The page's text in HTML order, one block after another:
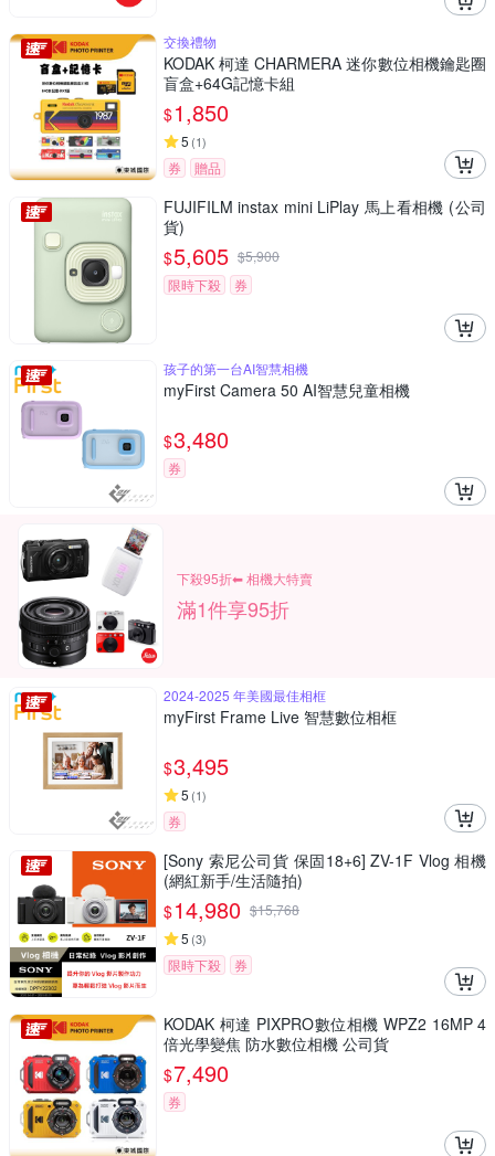
交換禮物
KODAK 柯達 CHARMERA 迷你數位相機鑰匙圈
盲盒+64G記憶卡組
$1,850
5 (1)
券 贈品
FUJIFILM instax mini LiPlay 馬上看相機 (公司
貨)
$5,605 $5,900
限時下殺
券
孩子的第一台AI智慧相機
myFirst Camera 50 AI智慧兒童相機
$3,480
券
下殺95折⬅︎ 相機大特賣
滿1件享95折
2024-2025 年美國最佳相框
myFirst Frame Live 智慧數位相框
$3,495
5 (1)
券
[Sony 索尼公司貨 保固18+6] ZV-1F Vlog 相機
(網紅新手/生活隨拍)
$14,980 $15,768
5 (3)
限時下殺 券
KODAK 柯達 PIXPRO數位相機 WPZ2 16MP 4
倍光學變焦 防水數位相機 公司貨
$7,490
券